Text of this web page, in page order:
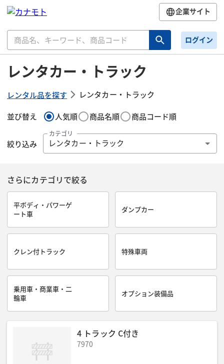
企業サイト
ログイン
レンタカー・トラック
レンタル品を探す レンタカー・トラック
並び替え 人気順 商品名順 商品コード順
絞り込み
カテゴリ
レンタカー・トラック
さらにカテゴリで絞る
平ボディ・パワーゲ
ート車
ダンプカー
クレン付トラック 特殊車両
乗用車・商業車・二
輪車
オプション装備品
4 トラック C付き
7970